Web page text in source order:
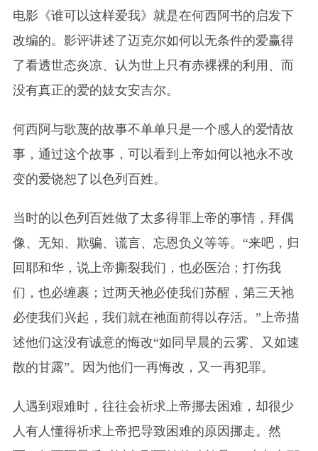
电影《谁可以这样爱我》就是在何西阿书的启发下
改编的。影评讲述了迈克尔如何以无条件的爱赢得
了看透世态炎凉、认为世上只有赤裸裸的利用、而
没有真正的爱的妓女安吉尔。
何西阿与歌蔑的故事不单单只是一个感人的爱情故
事，通过这个故事，可以看到上帝如何以祂永不改
变的爱饶恕了以色列百姓。
当时的以色列百姓做了太多得罪上帝的事情，拜偶
像、无知、欺骗、谎言、忘恩负义等等。“来吧，归
回耶和华，说上帝撕裂我们，也必医治；打伤我
们，也必缠裹；过两天祂必使我们苏醒，第三天祂
必使我们兴起，我们就在祂面前得以存活。”上帝描
述他们这没有诚意的悔改“如同早晨的云雾、又如速
散的甘露”。因为他们一再悔改，又一再犯罪。
人遇到艰难时，往往会祈求上帝挪去困难，却很少
人有人懂得祈求上帝把导致困难的原因挪走。然